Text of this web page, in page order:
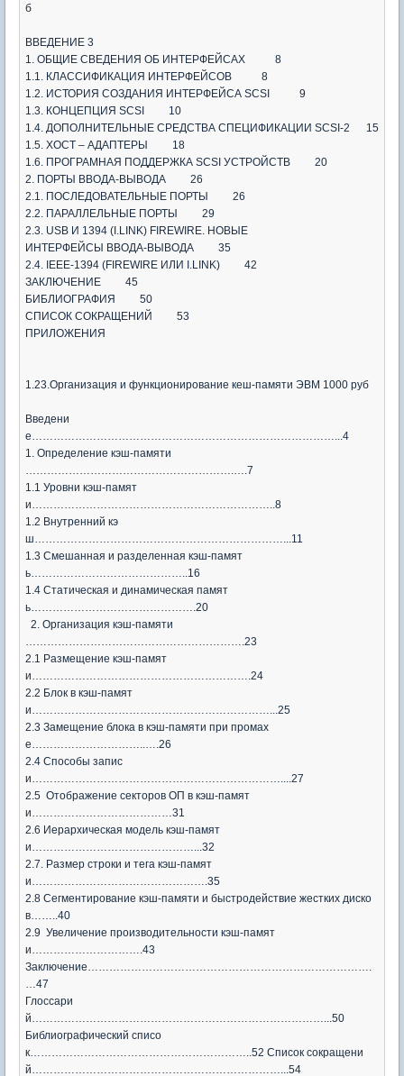
б
ВВЕДЕНИЕ 3
1. ОБЩИЕ СВЕДЕНИЯ ОБ ИНТЕРФЕЙСАХ 8
1.1. КЛАССИФИКАЦИЯ ИНТЕРФЕЙСОВ 8
1.2. ИСТОРИЯ СОЗДАНИЯ ИНТЕРФЕЙСА SCSI 9
1.3. КОНЦЕПЦИЯ SCSI 10
1.4. ДОПОЛНИТЕЛЬНЫЕ СРЕДСТВА СПЕЦИФИКАЦИИ SCSI-2 15
1.5. ХОСТ – АДАПТЕРЫ 18
1.6. ПРОГРАМНАЯ ПОДДЕРЖКА SCSI УСТРОЙСТВ 20
2. ПОРТЫ ВВОДА-ВЫВОДА 26
2.1. ПОСЛЕДОВАТЕЛЬНЫЕ ПОРТЫ 26
2.2. ПАРАЛЛЕЛЬНЫЕ ПОРТЫ 29
2.3. USB И 1394 (I.LINK) FIREWIRE. НОВЫЕ
ИНТЕРФЕЙСЫ ВВОДА-ВЫВОДА 35
2.4. IEEE-1394 (FIREWIRE ИЛИ I.LINK) 42
ЗАКЛЮЧЕНИЕ 45
БИБЛИОГРАФИЯ 50
СПИСОК СОКРАЩЕНИЙ 53
ПРИЛОЖЕНИЯ
1.23.Организация и функционирование кеш-памяти ЭВМ 1000 руб
Введени
е…………………………………………………………………………...4
1. Определение кэш-памяти
………………………………………………….….7
1.1 Уровни кэш-памят
и…………………………………………………………..8
1.2 Внутренний кэ
ш……………………………………………………………...11
1.3 Смешанная и разделенная кэш-памят
ь……………………………………..16
1.4 Статическая и динамическая памят
ь……………………………………….20
2. Организация кэш-памяти
…………………………………………………….23
2.1 Размещение кэш-памят
и…………………………………………………….24
2.2 Блок в кэш-памят
и…………………………………………………………...25
2.3 Замещение блока в кэш-памяти при промах
е…………………………..….26
2.4 Способы запис
и……………………………………………………………....27
2.5 Отображение секторов ОП в кэш-памят
и…………………………………31
2.6 Иерархическая модель кэш-памят
и………………………………………...32
2.7. Размер строки и тега кэш-памят
и………………………………………….35
2.8 Сегментирование кэш-памяти и быстродействие жестких диско
в……..40
2.9 Увеличение производительности кэш-памят
и………………………….43
Заключение…………………………………………………………………….
…47
Глоссари
й………………………………………………………………………...50
Библиографический списо
к……………………………………………………..52 Список сокращени
й……………………………………………………………...54